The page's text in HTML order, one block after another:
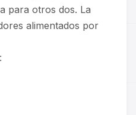
para otros dos. La
alimentados por